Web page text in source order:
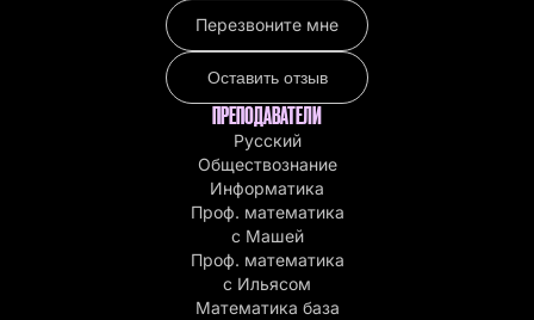
Перезвоните мне
Оставить отзыв
ПРЕПОДАВАТЕЛИ
Русский
Обществознание
Информатика
Проф. математика
с Машей
Проф. математика
c Ильясом
Математика база